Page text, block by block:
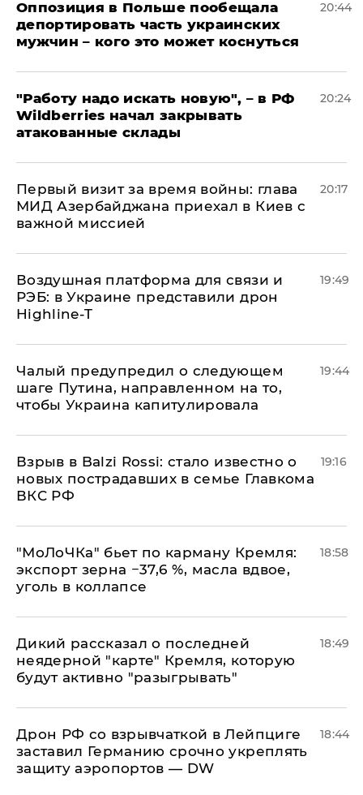
Оппозиция в Польше пообещала
депортировать часть украинских
мужчин – кого это может коснуться
20:44
"Работу надо искать новую", – в РФ
Wildberries начал закрывать
атакованные склады
20:24
Первый визит за время войны: глава
МИД Азербайджана приехал в Киев с
важной миссией
20:17
Воздушная платформа для связи и
РЭБ: в Украине представили дрон
Highline-T
19:49
Чалый предупредил о следующем
шаге Путина, направленном на то,
чтобы Украина капитулировала
19:44
Взрыв в Balzi Rossi: стало известно о
новых пострадавших в семье Главкома
ВКС РФ
19:16
​"МоЛоЧКа" бьет по карману Кремля:
экспорт зерна −37,6 %, масла вдвое,
уголь в коллапсе
18:58
Дикий рассказал о последней
неядерной "карте" Кремля, которую
будут активно "разыгрывать"
18:49
​Дрон РФ со взрывчаткой в Лейпциге
заставил Германию срочно укреплять
защиту аэропортов — DW
18:44